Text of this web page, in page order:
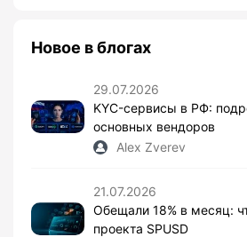
Новое в блогах
29.07.2026
KYC-сервисы в РФ:
основных вендоров
Alex Zverev
21.07.2026
Обещали 18% в месяц:
проекта SPUSD